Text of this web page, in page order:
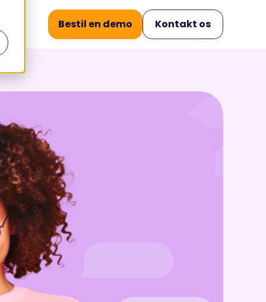
Operational Excellence
Knowledge
Management
Struktureret viden. Præcise
samtaler.
Case Management
Alle beskeder samlet ét
sted.
Workforce
Management
Forbedr teamets
performance med
forenklet WFM
.
Bestil en demo Kontakt os